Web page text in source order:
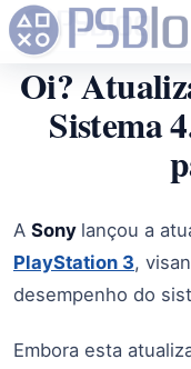
Oi?
Sistema
A Sony lançou a
PlayStation 3,
desempenho do
Embora esta